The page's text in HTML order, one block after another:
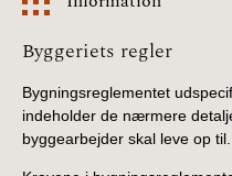
Information
Byggeriets regler
Bygningsreglementet
indeholder de nærmere
byggearbejder skal leve op til.